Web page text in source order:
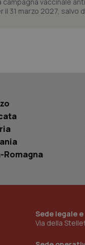
31 marzo 2027, salvo
Romagna
Sede legale
Via della
Nome
Nome
__Secure-YNID